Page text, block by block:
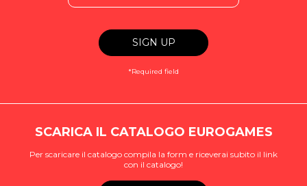
*Required field
SCARICA IL CATALOGO EUROGAMES
Per scaricare il catalogo compila la form e riceverai subito il link
con il catalogo!